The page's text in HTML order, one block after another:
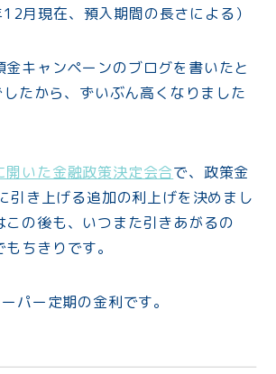
月現在、預入期間の長さによる）
金キャンペーンのブログを書いたと
たから、ずいぶん高くなりました
開いた金融政策決定会合で、政策金
引き上げる追加の利上げを決めまし
この後も、いつまた引きあがるの
ちきりです。
パー定期の金利です。